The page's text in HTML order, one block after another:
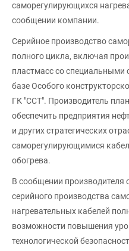
саморегулирующихся
сообщении компании.
Серийное производство
полного цикла, включая
пластмасс со специальными
базе Особого
ГК "ССТ". Производитель
обеспечить предприятия
и других стратегических
саморегулирующимися
обогрева.
В сообщении производителя
серийного производства
нагревательных кабелей
возможности повышения
технологической